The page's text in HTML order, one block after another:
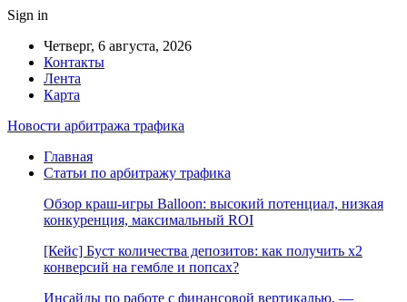
Sign in
Четверг, 6 августа, 2026
Контакты
Лента
Карта
Новости арбитража трафика
Главная
Статьи по арбитражу трафика
Обзор краш-игры Balloon: высокий потенциал, низкая
конкуренция, максимальный ROI
[Кейс] Буст количества депозитов: как получить х2
конверсий на гембле и попсах?
Инсайды по работе с финансовой вертикалью, —